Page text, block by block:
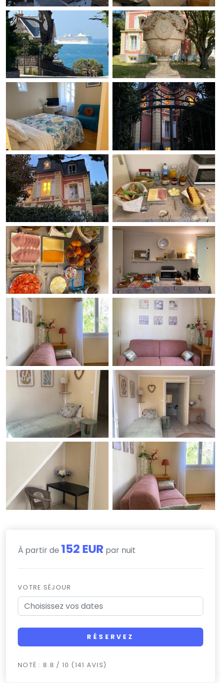
À partir de 152 EUR par nuit
VOTRE SÉJOUR
RÉSERVEZ
NOTÉ : 8.8 / 10 (141 AVIS)